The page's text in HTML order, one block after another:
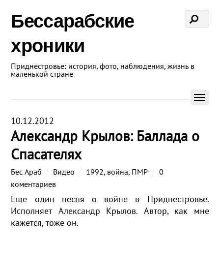
Бессарабские
хроники
Приднестровье: история, фото, наблюдения, жизнь в
маленькой стране
10.12.2012
Александр Крылов: Баллада о
Спасателях
Бес Араб Видео 1992, война, ПМР
0
коментариев
Еще один песня о войне в Приднестровье.
Исполняет Александр Крылов. Автор, как мне
кажется, тоже он.